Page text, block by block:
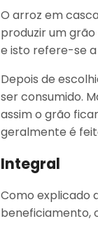
O arroz em
produzir um
e isto refere-se
Depois de
ser consumido.
assim o grão
geralmente é
Integral
Como explicado
beneficiamento,